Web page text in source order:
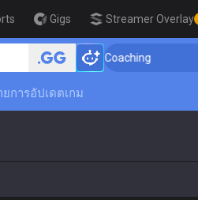
Gigs Streamer Overlay
Challenger Coaching
การอัปเดตเกม